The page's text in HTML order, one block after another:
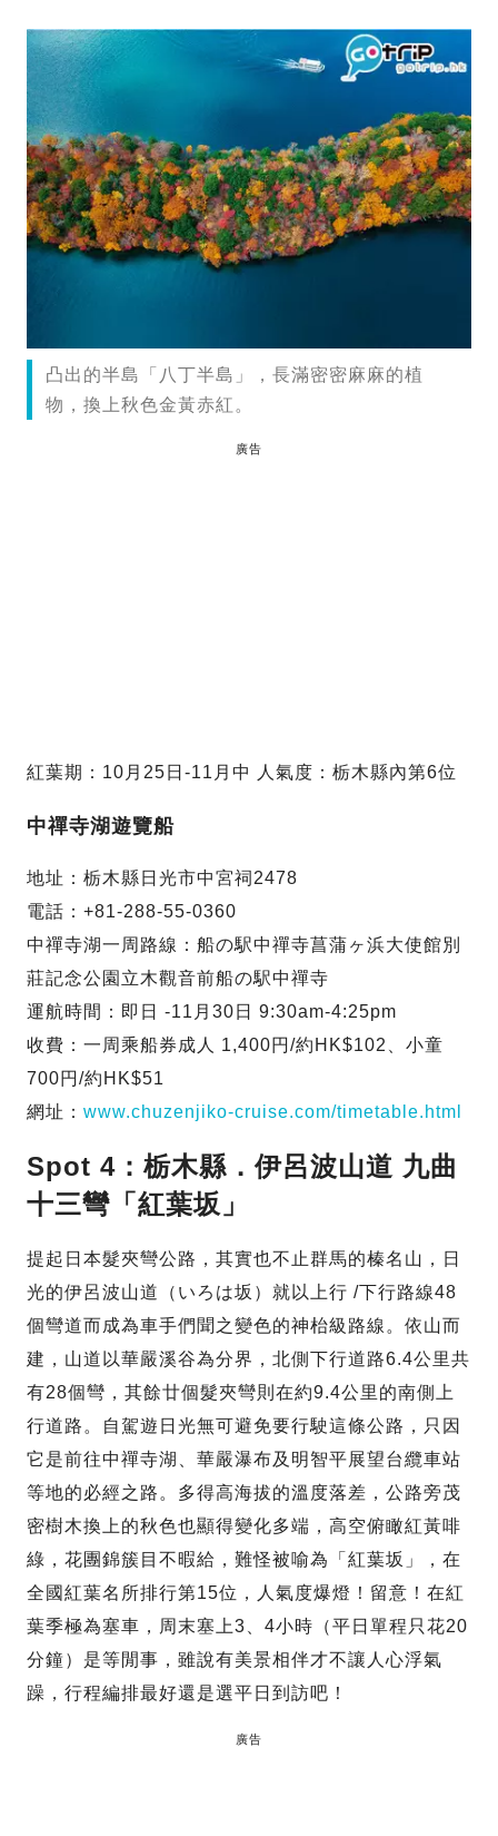
凸出的半島「八丁半島」，長滿密密麻麻的植
物，換上秋色金黃赤紅。
廣告
紅葉期：10月25日-11月中 人氣度：栃木縣內第6位
中禪寺湖遊覽船
地址：栃木縣日光市中宮祠2478
電話：+81-288-55-0360
中禪寺湖一周路線：船の駅中禪寺菖蒲ヶ浜大使館別
莊記念公園立木觀音前船の駅中禪寺
運航時間：即日 -11月30日 9:30am-4:25pm
收費：一周乘船券成人 1,400円/約HK$102、小童
700円/約HK$51
網址： www.chuzenjiko-cruise.com/timetable.html
Spot 4：栃木縣．伊呂波山道 九曲
十三彎「紅葉坂」
提起日本髮夾彎公路，其實也不止群馬的榛名山，日
光的伊呂波山道（いろは坂）就以上行 /下行路線48
個彎道而成為車手們聞之變色的神枱級路線。依山而
建，山道以華嚴溪谷為分界，北側下行道路6.4公里共
有28個彎，其餘廿個髮夾彎則在約9.4公里的南側上
行道路。自駕遊日光無可避免要行駛這條公路，只因
它是前往中禪寺湖、華嚴瀑布及明智平展望台纜車站
等地的必經之路。多得高海拔的溫度落差，公路旁茂
密樹木換上的秋色也顯得變化多端，高空俯瞰紅黃啡
綠，花團錦簇目不暇給，難怪被喻為「紅葉坂」，在
全國紅葉名所排行第15位，人氣度爆燈！留意！在紅
葉季極為塞車，周末塞上3、4小時（平日單程只花20
分鐘）是等閒事，雖說有美景相伴才不讓人心浮氣
躁，行程編排最好還是選平日到訪吧！
廣告